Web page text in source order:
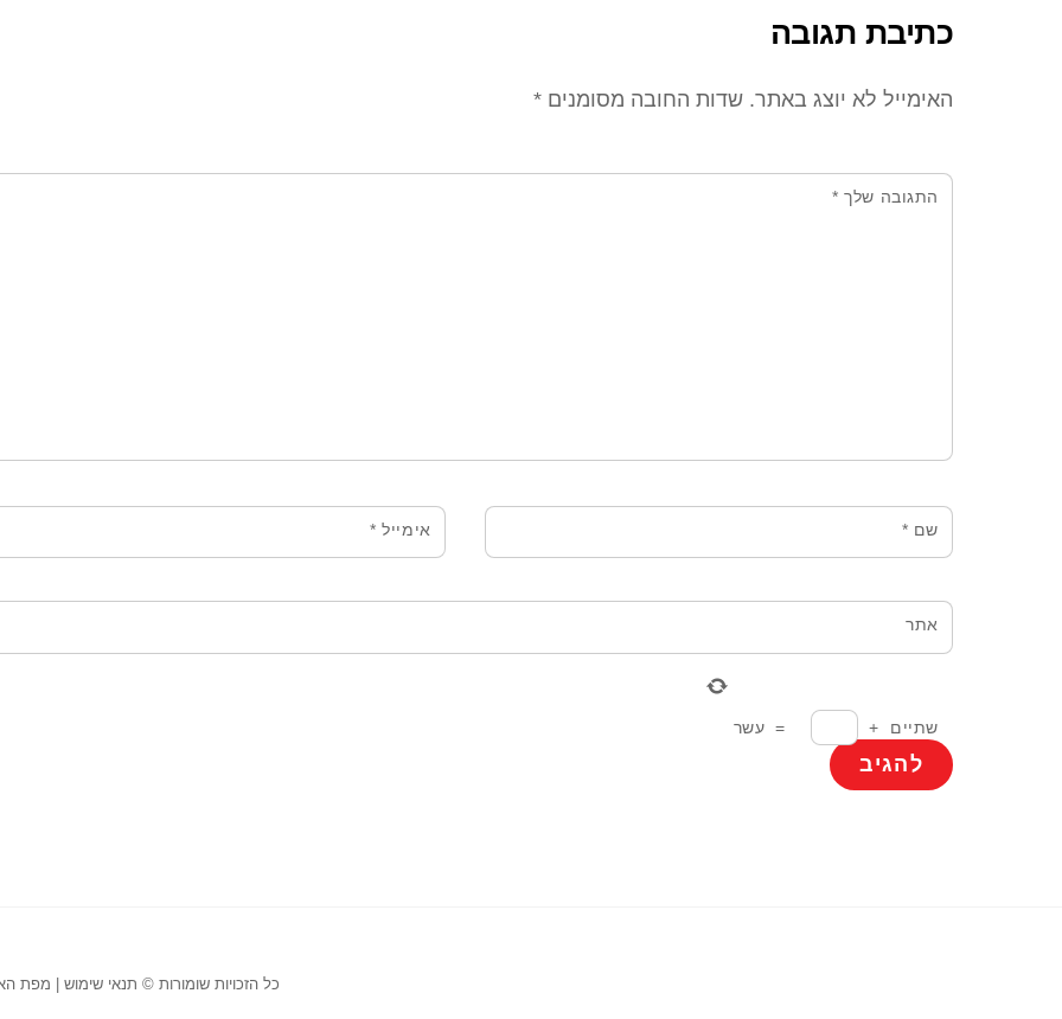
כתיבת תגובה
האימייל לא יוצג באתר. שדות החובה מסומנים *
התגובה שלך *
שם * אימייל *
אתר
שתיים +
= עשר
כל הזכויות שומורות © תנאי שימוש מפת